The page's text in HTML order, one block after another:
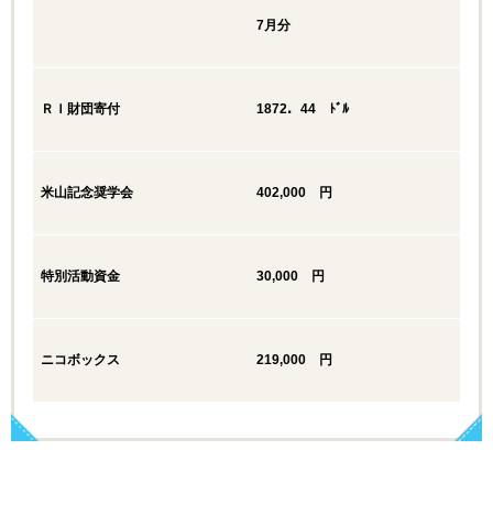
7月分
ＲＩ財団寄付 1872．44 ﾄﾞﾙ
米山記念奨学会 402,000 円
特別活動資金 30,000 円
ニコボックス 219,000 円